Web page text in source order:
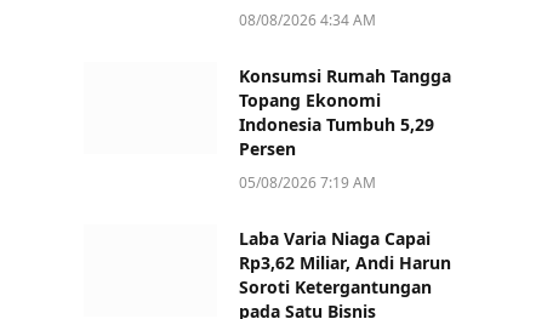
08/08/2026 4:34 AM
Konsumsi Rumah Tangga
Topang Ekonomi
Indonesia Tumbuh 5,29
Persen
05/08/2026 7:19 AM
Laba Varia Niaga Capai
Rp3,62 Miliar, Andi Harun
Soroti Ketergantungan
pada Satu Bisnis